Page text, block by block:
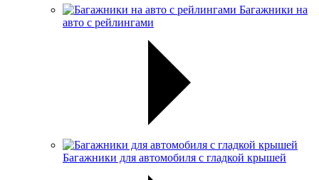
Багажники на
авто с рейлингами
Багажники для автомобиля с гладкой крышей